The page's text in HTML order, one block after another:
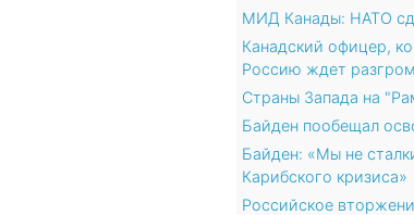
МИД Канады: НАТО
Канадский офицер,
Россию ждет разгром
Страны Запада на
Байден пообещал
Байден: «Мы не
Карибского кризиса»
Российское